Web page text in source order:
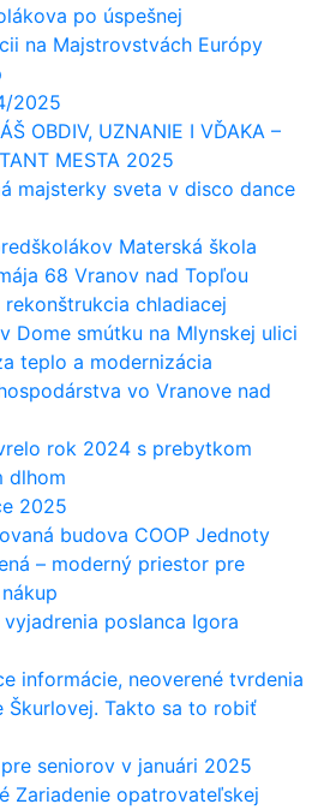
po úspešnej
na Majstrovstvách Európy
2025
OBDIV, UZNANIE I VĎAKA –
MESTA 2025
majsterky sveta v disco dance
Materská škola
68 Vranov nad Topľou
rekonštrukcia chladiacej
Dome smútku na Mlynskej ulici
teplo a modernizácia
vo Vranove nad
rok 2024 s prebytkom
dlhom
2025
budova COOP Jednoty
– moderný priestor pre
vyjadrenia poslanca Igora
informácie, neoverené tvrdenia
Škurlovej. Takto sa to robiť
seniorov v januári 2025
Zariadenie opatrovateľskej